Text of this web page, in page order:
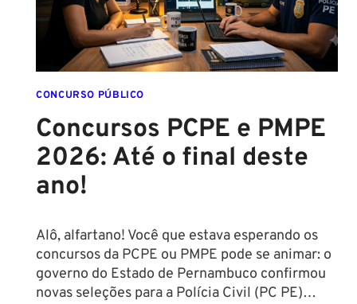
CONCURSO PÚBLICO
Concursos PCPE e PMPE
2026: Até o final deste
ano!
Alô, alfartano! Você que estava esperando os
concursos da PCPE ou PMPE pode se animar: o
governo do Estado de Pernambuco confirmou
novas seleções para a Polícia Civil (PC PE)…